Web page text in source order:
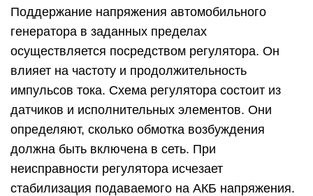
Поддержание напряжения автомобильного
генератора в заданных пределах
осуществляется посредством регулятора. Он
влияет на частоту и продолжительность
импульсов тока. Схема регулятора состоит из
датчиков и исполнительных элементов. Они
определяют, сколько обмотка возбуждения
должна быть включена в сеть. При
неисправности регулятора исчезает
стабилизация подаваемого на АКБ напряжения.